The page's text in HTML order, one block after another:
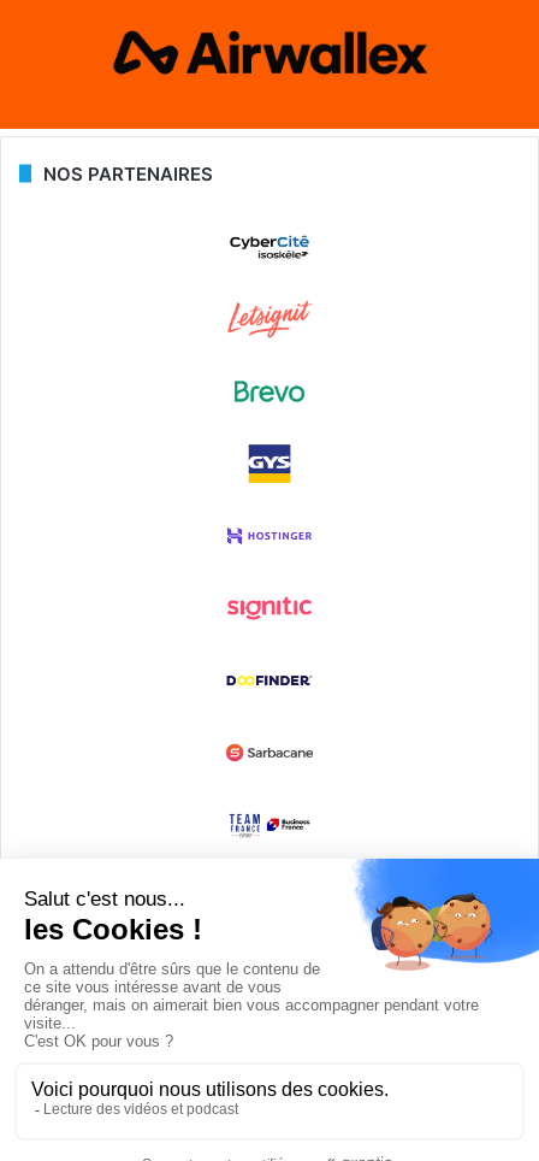
NOS PARTENAIRES
Devenir partenaire
© Copyright 2008 / 2026,DECODE MEDIA, The Innovation Media
Company.All Rights Reserved